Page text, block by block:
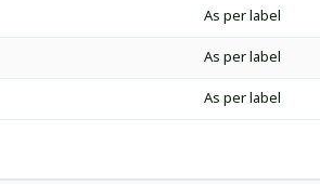
As per label
As per label
As per label